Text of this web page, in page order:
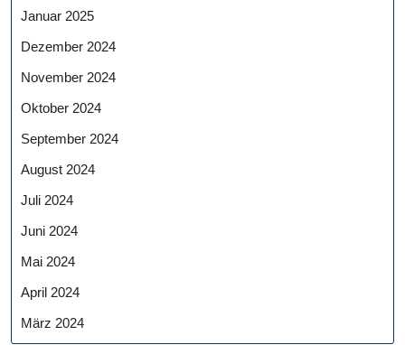
Januar 2025
Dezember 2024
November 2024
Oktober 2024
September 2024
August 2024
Juli 2024
Juni 2024
Mai 2024
April 2024
März 2024